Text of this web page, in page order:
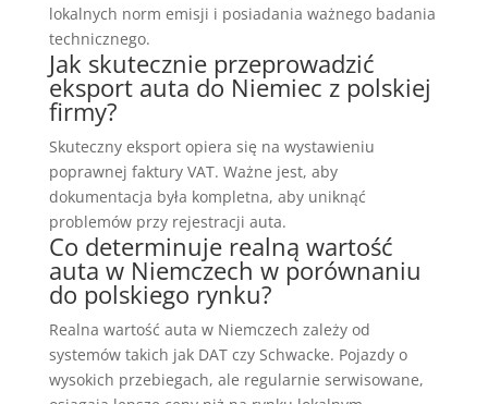
lokalnych norm emisji i posiadania ważnego badania
technicznego.
Jak skutecznie przeprowadzić
eksport auta do Niemiec z polskiej
firmy?
Skuteczny eksport opiera się na wystawieniu
poprawnej faktury VAT. Ważne jest, aby
dokumentacja była kompletna, aby uniknąć
problemów przy rejestracji auta.
Co determinuje realną wartość
auta w Niemczech w porównaniu
do polskiego rynku?
Realna wartość auta w Niemczech zależy od
systemów takich jak DAT czy Schwacke. Pojazdy o
wysokich przebiegach, ale regularnie serwisowane,